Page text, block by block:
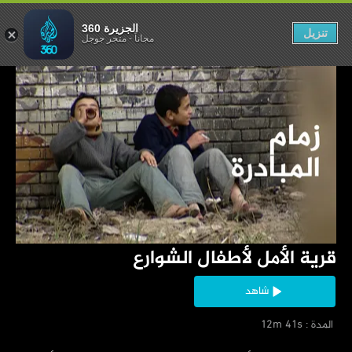
‏قرية الأمل لأطفال الشوارع
شاهد
‏ المدة : 12m 41s
لأطفال الشوارع
الجزيرة 360
مجاناً-متجر جوجل تنزيل